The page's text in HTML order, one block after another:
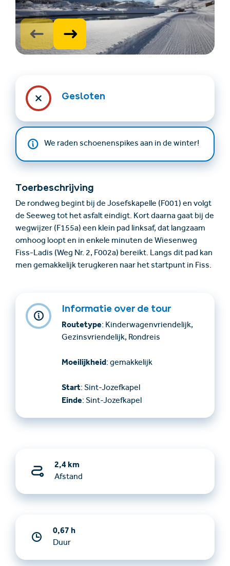
Accommodatie
vinden
cadeaushop
Nederlands
+43/5476/6239
Gesloten
We raden schoenenspikes aan in de winter!
Toerbeschrijving
De rondweg begint bij de Josefskapelle (F001) en volgt
de Seeweg tot het asfalt eindigt. Kort daarna gaat bij de
wegwijzer (F155a) een klein pad linksaf, dat langzaam
omhoog loopt en in enkele minuten de Wiesenweg
Fiss-Ladis (Weg Nr. 2, F002a) bereikt. Langs dit pad kan
men gemakkelijk terugkeren naar het startpunt in Fiss.
Informatie over de tour
Routetype: Kinderwagenvriendelijk,
Gezinsvriendelijk, Rondreis
Moeilijkheid: gemakkelijk
Start: Sint-Jozefkapel
Einde: Sint-Jozefkapel
2,4 km
Afstand
0,67 h
Duur